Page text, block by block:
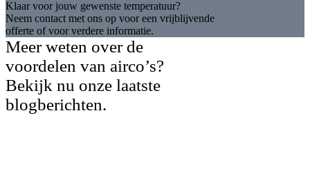
Klaar voor jouw gewenste temperatuur?
Neem contact met ons op voor een vrijblijvende
offerte of voor verdere informatie.
Meer weten over de
voordelen van airco’s?
Bekijk nu onze laatste
blogberichten.